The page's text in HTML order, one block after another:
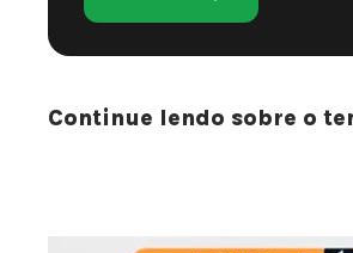
Continue lendo sobre o